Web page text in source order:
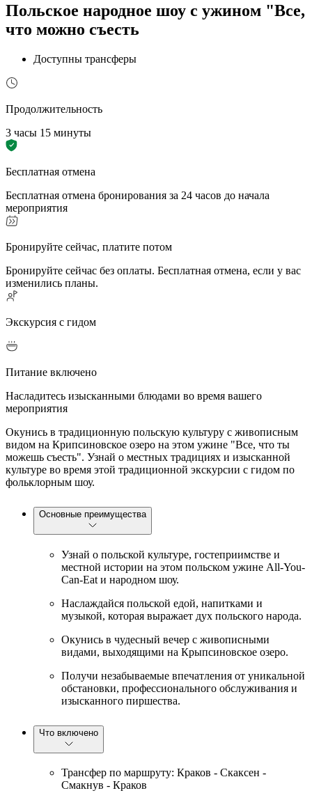
Польское народное шоу с ужином "Все,
что можно съесть
Доступны трансферы
Продолжительность
3 часы 15 минуты
Бесплатная отмена
Бесплатная отмена бронирования за 24 часов до начала
мероприятия
Бронируйте сейчас, платите потом
Бронируйте сейчас без оплаты. Бесплатная отмена, если у вас
изменились планы.
Экскурсия с гидом
Питание включено
Насладитесь изысканными блюдами во время вашего
мероприятия
Окунись в традиционную польскую культуру с живописным
видом на Крипсиновское озеро на этом ужине "Все, что ты
можешь съесть". Узнай о местных традициях и изысканной
культуре во время этой традиционной экскурсии с гидом по
фольклорным шоу.
Основные преимущества
Узнай о польской культуре, гостеприимстве и
местной истории на этом польском ужине All-You-
Can-Eat и народном шоу.
Наслаждайся польской едой, напитками и
музыкой, которая выражает дух польского народа.
Окунись в чудесный вечер с живописными
видами, выходящими на Крыпсиновское озеро.
Получи незабываемые впечатления от уникальной
обстановки, профессионального обслуживания и
изысканного пиршества.
Что включено
Трансфер по маршруту: Краков - Скаксен -
Смакнув - Краков